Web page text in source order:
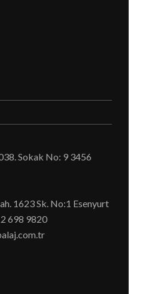
Sokak No: 9 3456
1623 Sk. No:1 Esenyurt
698 9820